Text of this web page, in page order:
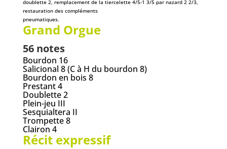
doublette 2, remplacement de la tiercelette 4/5-1 3/5 par nazard 2 2/3,
restauration des compléments
pneumatiques.
Grand Orgue
56 notes
Bourdon 16
Salicional 8 (C à H du bourdon 8)
Bourdon en bois 8
Prestant 4
Doublette 2
Plein-jeu III
Sesquialtera II
Trompette 8
Clairon 4
Récit expressif